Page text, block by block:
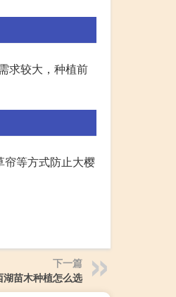
求较大，种植前
等方式防止大樱
下一篇
湖苗木种植怎么选